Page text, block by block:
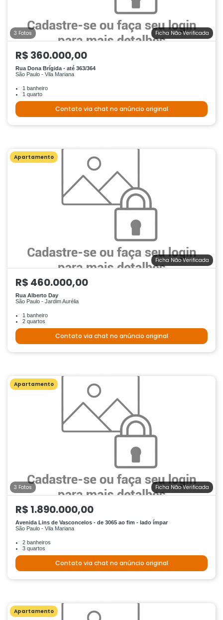
3 Fotos Ficha Não Verificada
R$ 360.000,00
Rua Dona Brígida - até 363/364
São Paulo - Vila Mariana
1 banheiro
1 quarto
Contato via chat no anúncio original
Apartamento
Ficha Não Verificada
R$ 460.000,00
Rua Alberto Day
São Paulo - Jardim Aurélia
1 banheiro
2 quartos
Contato via chat no anúncio original
Apartamento
3 Fotos Ficha Não Verificada
R$ 1.890.000,00
Avenida Lins de Vasconcelos - de 3065 ao fim - lado ímpar
São Paulo - Vila Mariana
2 banheiros
3 quartos
Contato via chat no anúncio original
Apartamento